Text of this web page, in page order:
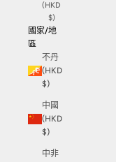
(HKD
$)
國家/地
區
不丹
(HKD
$)
中國
(HKD
$)
中非